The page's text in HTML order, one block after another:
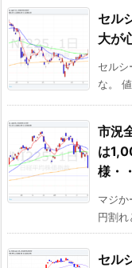
セル
大が
セルシ
な。
市況
は
様・
マジ
円割
セル